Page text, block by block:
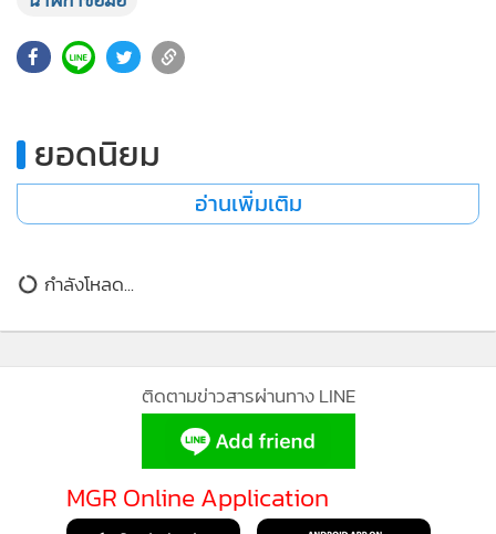
• เกม
หุ้น
• กองทุนรวม
• Factcheck
• ญี่ปุ่น
• News1
ยอดนิยม
อ่านเพิ่มเติม
กำลังโหลด...
ติดตามข่าวสารผ่านทาง LINE
MGR Online Application